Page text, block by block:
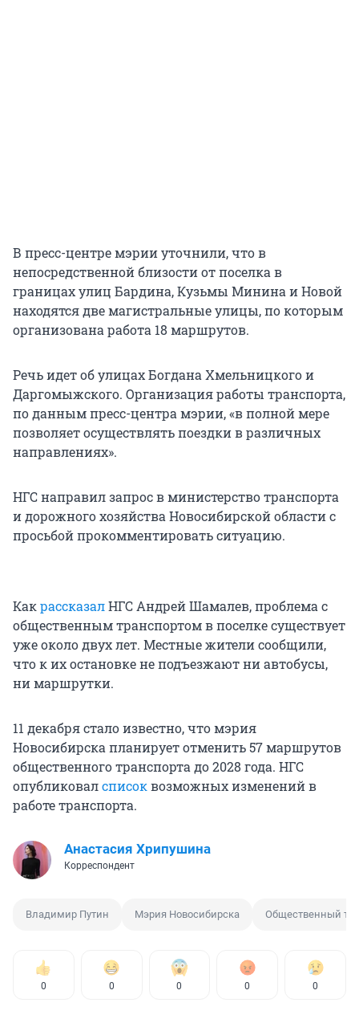
В пресс-центре мэрии уточнили, что в
непосредственной близости от поселка в
границах улиц Бардина, Кузьмы Минина и Новой
находятся две магистральные улицы, по которым
организована работа 18 маршрутов.
Речь идет об улицах Богдана Хмельницкого и
Даргомыжского. Организация работы транспорта,
по данным пресс-центра мэрии, «в полной мере
позволяет осуществлять поездки в различных
направлениях».
НГС направил запрос в министерство транспорта
и дорожного хозяйства Новосибирской области с
просьбой прокомментировать ситуацию.
КакрассказалНГС Андрей Шамалев, проблема с
общественным транспортом в поселке существует
уже около двух лет. Местные жители сообщили,
что к их остановке не подъезжают ни автобусы,
ни маршрутки.
11 декабря стало известно, что мэрия
Новосибирска планирует отменить 57 маршрутов
общественного транспорта до 2028 года. НГС
опубликовалсписоквозможных изменений в
работе транспорта.
Анастасия Хрипушина
Корреспондент
Владимир Путин Мэрия Новосибирска Общественный
0 0 0 0 0